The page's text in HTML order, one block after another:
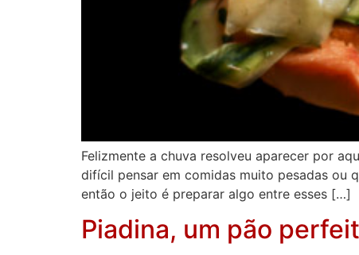
Felizmente a chuva resolveu aparecer por
difícil pensar em comidas muito pesadas ou
então o jeito é preparar algo entre esses […]
Piadina, um pão